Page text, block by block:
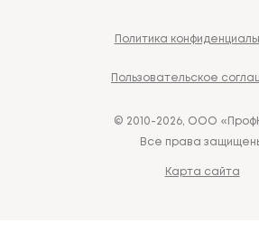
Политика
Пользовательское
© 2010-2026, ООО
Все права
Карта сайта